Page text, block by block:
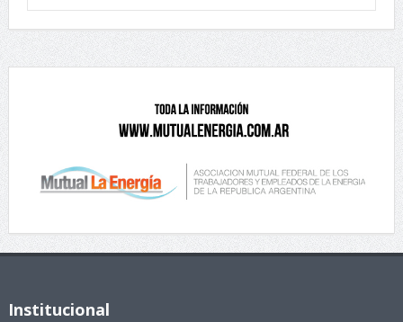
Institucional